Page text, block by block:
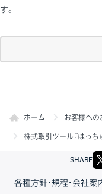
す。
ホーム お客様への
株式取引ツール『はっ
SHARE
各種方針・規程・会社案